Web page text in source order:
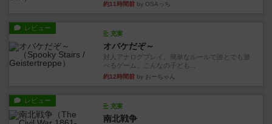
約11時間前 by OSAっち
レビュー
充実
オバケだぞ～
対人アナログプレイ。簡単なルールで誰とでも遊
べるゲーム。こんなの子ども...
約12時間前 by おーちゃん
レビュー
充実
南北戦争